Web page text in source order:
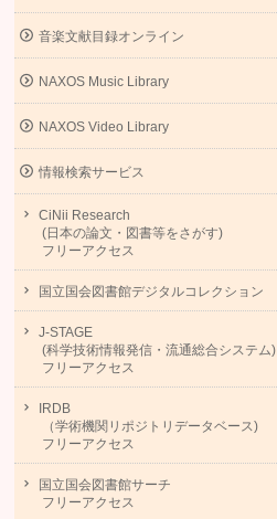
音楽文献目録オンライン
NAXOS Music Library
NAXOS Video Library
情報検索サービス
CiNii Research
(日本の論文・図書等をさがす)
フリーアクセス
国立国会図書館デジタルコレクション
J-STAGE
(科学技術情報発信・流通総合システム)
フリーアクセス
IRDB
（学術機関リポジトリデータベース)
フリーアクセス
国立国会図書館サーチ
フリーアクセス